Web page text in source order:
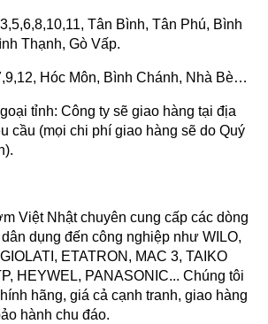
Tân Bình, Tân Phú, Bình
Thạnh, Gò Vấp.
Hóc Môn, Bình Chánh, Nhà Bè…
tỉnh: Công ty sẽ giao hàng tại địa
cầu (mọi chi phí giao hàng sẽ do Quý
Việt Nhật chuyên cung cấp các dòng
dụng đến công nghiệp như WILO,
ETATRON, MAC 3, TAIKO
HEYWEL, PANASONIC... Chúng tôi
hãng, giá cả cạnh tranh, giao hàng
hành chu đáo.